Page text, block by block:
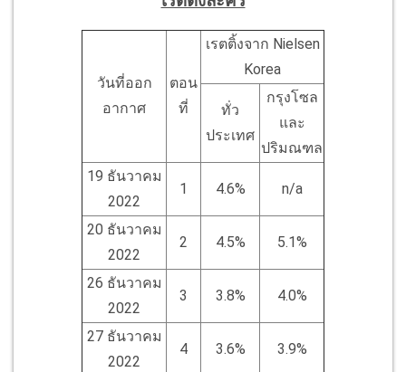
วันที่ออก
อากาศ
ตอน
ที่
เรตติ้งจาก Nielsen
Korea
ทั่ว
ประเทศ
กรุงโซล
และ
ปริมณฑล
19 ธันวาคม
2022
1 4.6% n/a
20 ธันวาคม
2022
2 4.5% 5.1%
26 ธันวาคม
2022
3 3.8% 4.0%
27 ธันวาคม
2022
4 3.6% 3.9%